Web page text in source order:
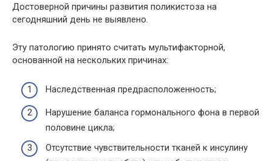
Достоверной причины развития поликистоза на
сегодняшний день не выявлено.
Эту патологию принято считать мультифакторной,
основанной на нескольких причинах:
Наследственная предрасположенность;
Нарушение баланса гормонального фона в первой
половине цикла;
Отсутствие чувствительности тканей к инсулину